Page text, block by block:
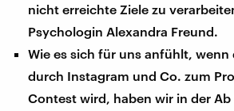
nicht erreichte Ziele zu
Psychologin Alexandra Freund.
Wie es sich für uns anfühlt, wenn
durch Instagram und Co. zum
Contest wird, haben wir in der